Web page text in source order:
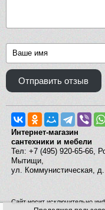
Отправить отзыв
Интернет-магазин
сантехники и мебели
Тел: +7 (495) 920-65-66,
Мытищи,
ул. Коммунистическая,
Сайт носит исключительно